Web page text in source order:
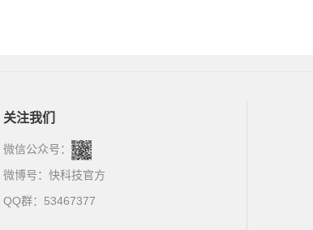
关注我们
微信公众号：
微博号： 快科技官方
QQ群：53467377